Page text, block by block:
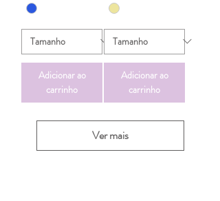
Adicionar ao
carrinho
Adicionar ao
carrinho
Ver mais